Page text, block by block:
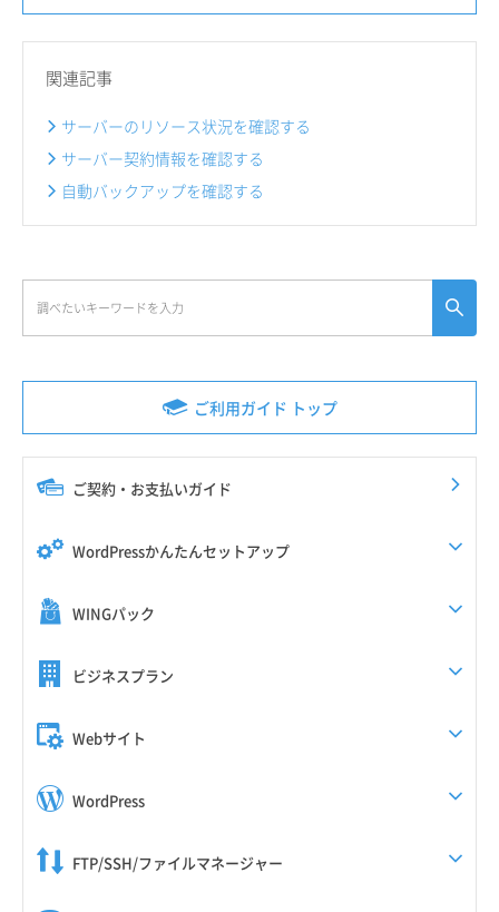
ご利用ガイド トップ
ご契約・お支払いガイド
WordPressかんたんセットアップ
WINGパック
ビジネスプラン
Webサイト
WordPress
FTP/SSH/ファイルマネージャー
関連記事
サーバーのリソース状況を確認する
サーバー契約情報を確認する
自動バックアップを確認する